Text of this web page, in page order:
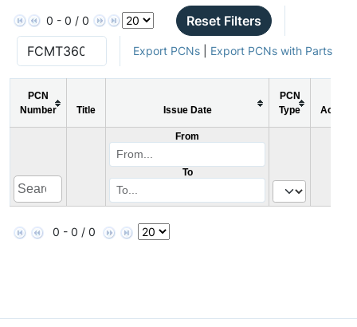
0 - 0 / 0 Reset Filters
Export PCNs| Export PCNs with Parts
PCN
Number
Title Issue Date
PCN
Type
Action
From
To
0 - 0 / 0